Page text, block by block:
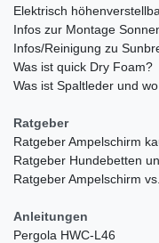
Elektrisch
Infos zur Montage
Infos/Reinigung zu
Was ist quick Dry Foam?
Was ist Spaltleder und
Ratgeber
Ratgeber Ampelschirm
Ratgeber Hundebetten
Ratgeber Ampelschirm
Anleitungen
Pergola HWC-L46